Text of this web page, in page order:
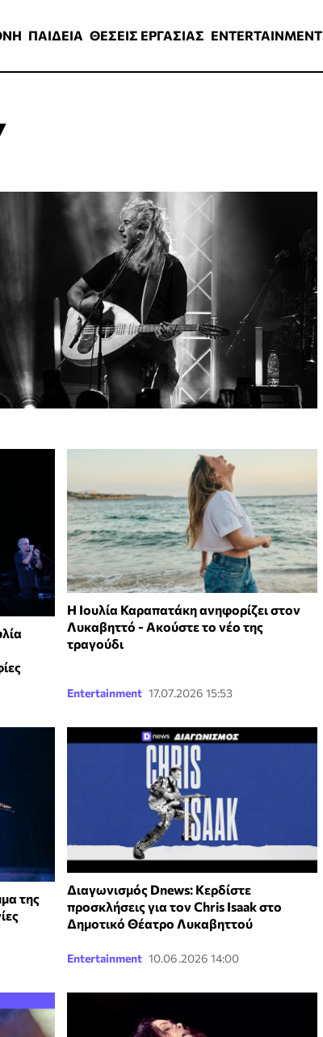
ΠΑΙΔΕΙΑ ΘΕΣΕΙΣ ΕΡΓΑΣΙΑΣ ENTERTAINMENT
Η Ιουλία Καραπατάκη ανηφορίζει στον
Λυκαβηττό - Ακούστε το νέο της
τραγούδι
Entertainment 17.07.2026 15:53
της
Διαγωνισμός Dnews: Κερδίστε
προσκλήσεις για τον Chris Isaak στο
Δημοτικό Θέατρο Λυκαβηττού
Entertainment 10.06.2026 14:00